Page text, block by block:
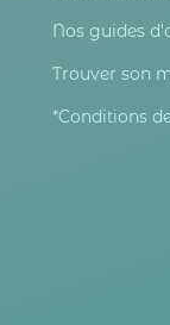
Nos guides
Trouver son
*Conditions